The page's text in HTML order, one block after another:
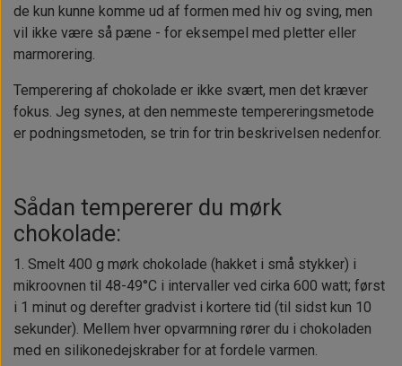
de kun kunne komme ud af formen med hiv og sving, men
vil ikke være så pæne - for eksempel med pletter eller
marmorering.
Temperering af chokolade er ikke svært, men det kræver
fokus. Jeg synes, at den nemmeste tempereringsmetode
er podningsmetoden, se trin for trin beskrivelsen nedenfor.
Sådan tempererer du mørk
chokolade:
1. Smelt 400 g mørk chokolade (hakket i små stykker) i
mikroovnen til 48-49°C i intervaller ved cirka 600 watt; først
i 1 minut og derefter gradvist i kortere tid (til sidst kun 10
sekunder). Mellem hver opvarmning rører du i chokoladen
med en silikonedejskraber for at fordele varmen.